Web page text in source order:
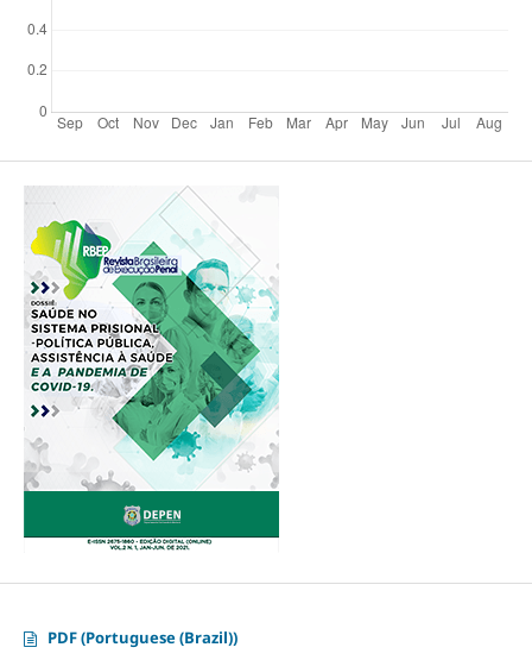
PDF (Portuguese (Brazil))